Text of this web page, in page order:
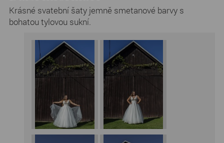
Krásné svatební šaty jemně smetanové barvy s
bohatou tylovou sukní.